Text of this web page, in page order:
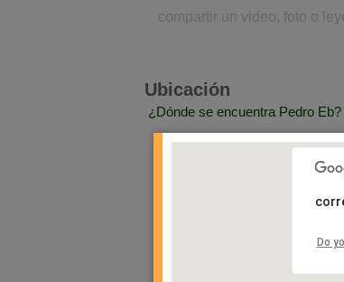
compartir un video, foto o
Ubicación
¿Dónde se encuentra Pedro Eb?
Do